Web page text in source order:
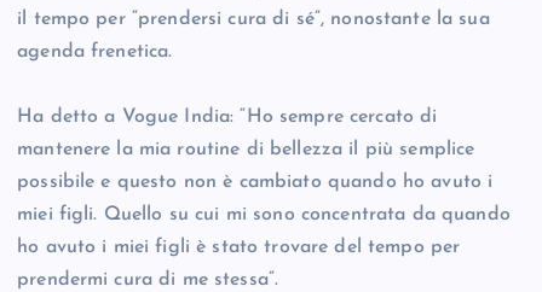
il tempo per “prendersi cura di sé”, nonostante la sua
agenda frenetica.
Ha detto a Vogue India: “Ho sempre cercato di
mantenere la mia routine di bellezza il più semplice
possibile e questo non è cambiato quando ho avuto i
miei figli. Quello su cui mi sono concentrata da quando
ho avuto i miei figli è stato trovare del tempo per
prendermi cura di me stessa”.